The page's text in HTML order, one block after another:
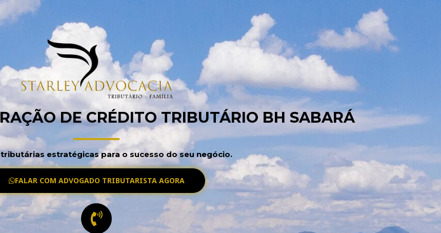
DE CRÉDITO TRIBUTÁRIO BH SABARÁ
estratégicas para o sucesso do seu negócio.
FALAR COM ADVOGADO TRIBUTARISTA AGORA